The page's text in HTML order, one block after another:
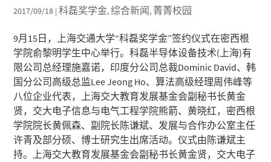
2017/09/18 |科磊奖学金,综合新闻, 菁菁校园
9月15日，上海交通大学“科磊奖学金”签约仪式在密西根
学院俞黎明学生中心举行。科磊半导体设备技术(上海)有
限公司总经理施嘉诺，印度分公司总裁Dominic David、韩
国分公司高级总监Lee Jeong Ho、算法高级经理周伟峰等
八位企业代表，上海交大教育发展基金会副秘书长黄金
贤，交大电子信息与电气工程学院熊箭、黄晓红，密西根
学院院长黄佩森、副院长陈谦斌、发展与合作办公室主任
许青及部分硕、博士研究生出席活动。仪式由陈谦斌主
持。上海交大教育发展基金会副秘书长黄金贤，交大电子